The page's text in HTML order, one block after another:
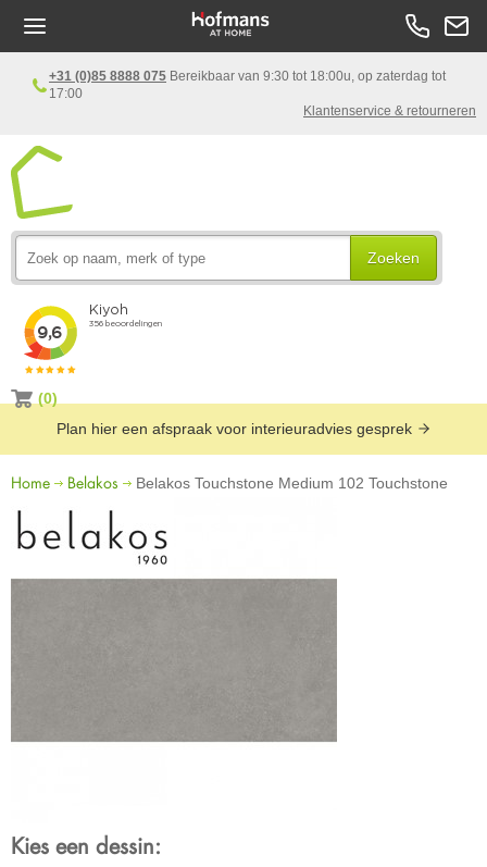
+31 (0)85 8888 075 Bereikbaar van 9:30 tot 18:00u, op zaterdag tot
17:00
Klantenservice & retourneren
Zoeken
(0)
Plan hier een afspraak voor interieuradvies gesprek
Home Belakos Belakos Touchstone Medium 102 Touchstone
Kies een dessin: